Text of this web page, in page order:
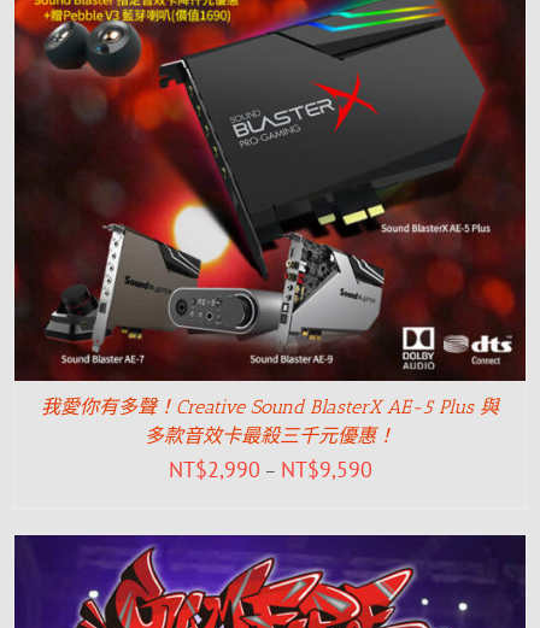
我愛你有多聲！Creative Sound BlasterX AE-5 Plus 與
多款音效卡最殺三千元優惠！
NT$2,990 – NT$9,590